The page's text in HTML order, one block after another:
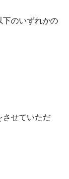
下のいずれかの
させていただ